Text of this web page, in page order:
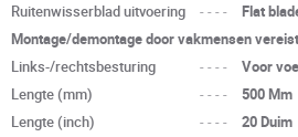
Ruitenwisserblad uitvoering
----
Flat
Montage/demontage door vakmensen
Links-/rechtsbesturing
----
Voor
Lengte (mm)
----
500 Mm
Lengte (inch)
----
20 Duim